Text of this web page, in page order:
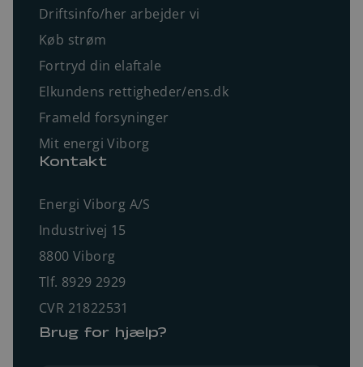
Driftsinfo/her arbejder vi
Køb strøm
Fortryd din elaftale
Elkundens rettigheder/ens.dk
Frameld forsyninger
Mit energi Viborg
Kontakt
Energi Viborg A/S
Industrivej 15
8800 Viborg
Tlf. 8929 2929
CVR 21822531
Brug for hjælp?